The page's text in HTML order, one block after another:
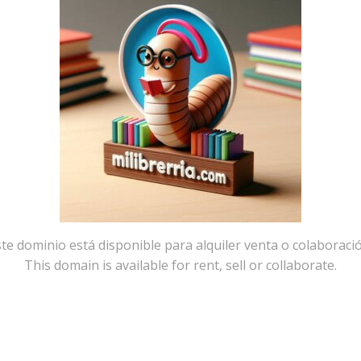
dominio está disponible para alquiler venta o
This domain is available for rent, sell or collaborate.